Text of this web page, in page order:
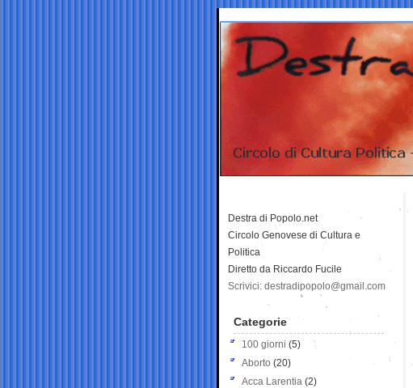
Destra di Popolo.net
Circolo Genovese di Cultura e
Politica
Diretto da Riccardo Fucile
Scrivici: destradipopolo@gmail.com
Categorie
100 giorni (5)
Aborto (20)
Acca Larentia (2)